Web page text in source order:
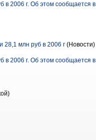
2006 г. Об этом сообщается в
млн руб в 2006 г (Новости)
2006 г. Об этом сообщается в